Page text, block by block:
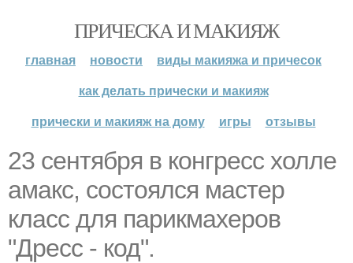
ПРИЧЕСКА И МАКИЯЖ
главная новости
виды макияжа и причесок
как делать прически и макияж
прически и макияж на дому
игры отзывы
23 сентября в конгресс холле
амакс, состоялся мастер
класс для парикмахеров
"Дресс - код".